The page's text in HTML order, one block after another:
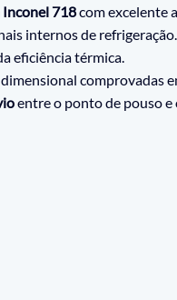
Inconel 718 com excelente
internos de refrigeração.
eficiência térmica.
comprovadas
entre o ponto de pouso e